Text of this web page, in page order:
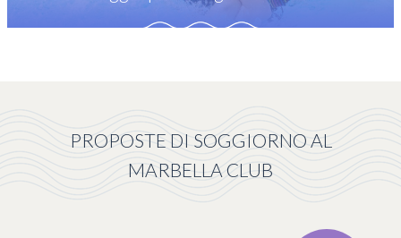
PROPOSTE DI SOGGIORNO AL
MARBELLA CLUB